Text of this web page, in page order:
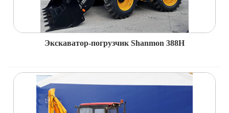
Экскаватор-погрузчик Shanmon 388Н